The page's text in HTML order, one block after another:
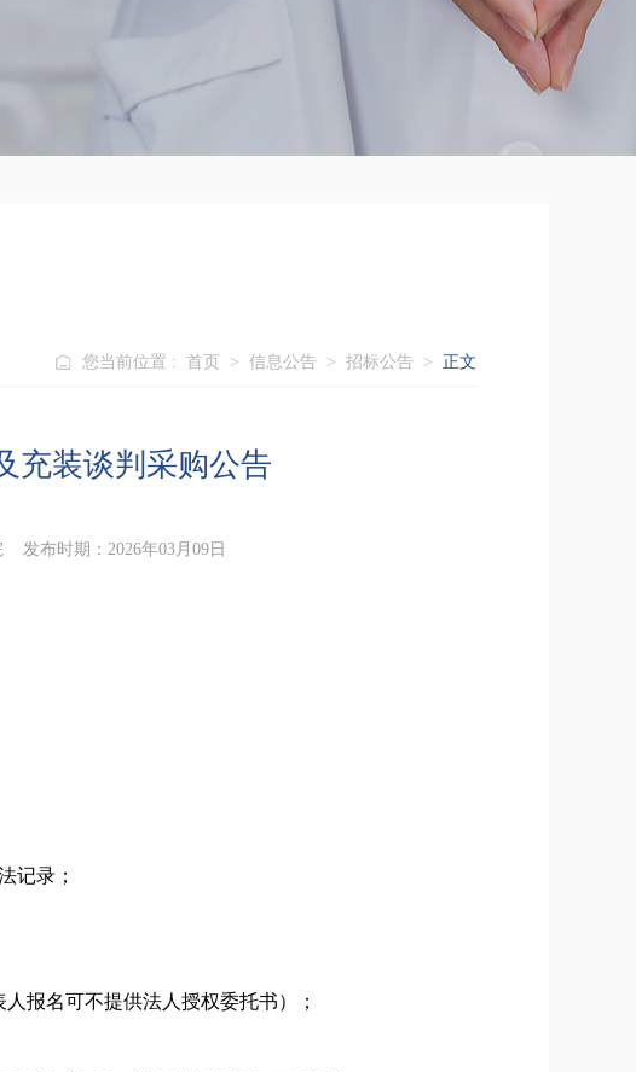
您当前位置 : 首页 > 信息公告 > 招标公告 > 正文
充装谈判采购公告
发布时期：2026年03月09日
记录；
人报名可不提供法人授权委托书）；